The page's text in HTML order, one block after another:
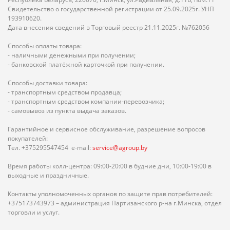
Свидетельство о государственной регистрации от 25.09.2025г. УНП
193910620.
Дата внесения сведений в Торговый реестр 21.11.2025г. №762056
Способы оплаты товара:
- наличными денежными при получении;
- банковской платёжной карточкой при получении.
Способы доставки товара:
- транспортным средством продавца;
- транспортным средством компании-перевозчика;
- самовывоз из пункта выдача заказов.
Гарантийное и сервисное обслуживание, разрешение вопросов
покупателей:
Тел. +375295547454 e-mail: service@agroup.by
Время работы колл-центра: 09:00-20:00 в будние дни, 10:00-19:00 в
выходные и праздничные.
Контакты уполномоченных органов по защите прав потребителей:
+375173743973 – администрация Партизанского р-на г.Минска, отдел
торговли и услуг.